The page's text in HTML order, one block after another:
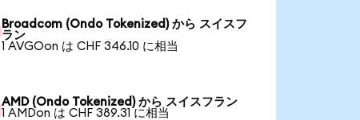
Broadcom (Ondo Tokenized) から スイスフ
ラン
1 AVGOon は CHF 346.10 に相当
AMD (Ondo Tokenized) から スイスフラン
1 AMDon は CHF 389.31 に相当